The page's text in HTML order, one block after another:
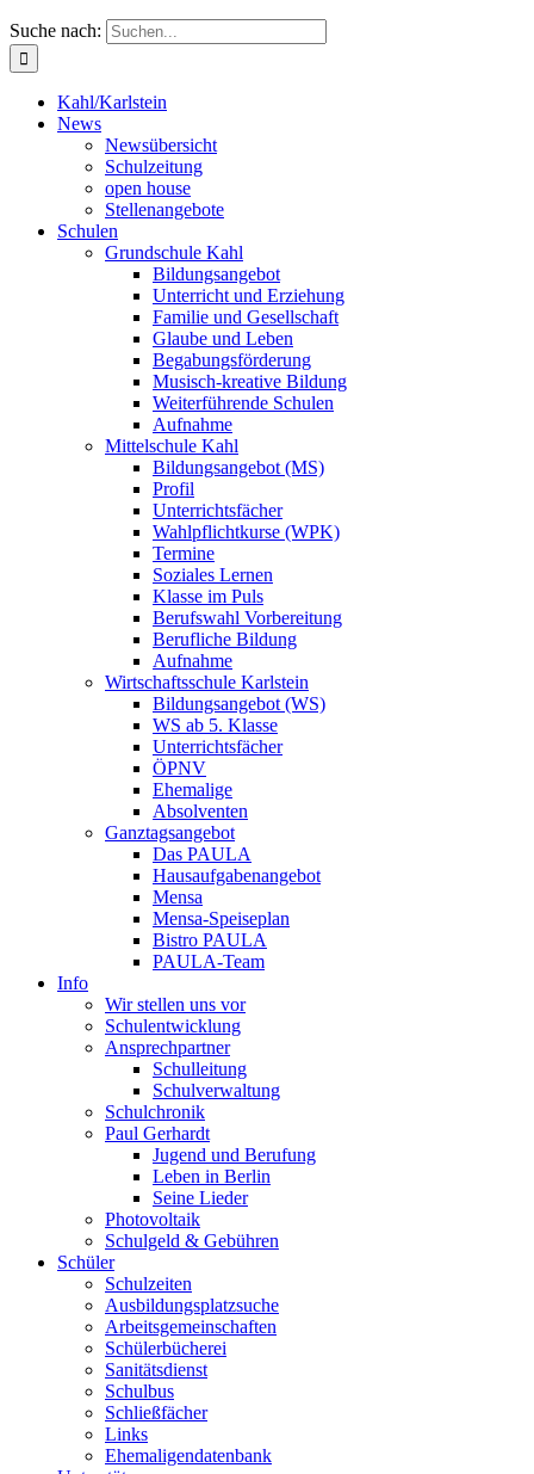
Suche nach:
Kahl/Karlstein
News
Newsübersicht
Schulzeitung
open house
Stellenangebote
Schulen
Grundschule Kahl
Bildungsangebot
Unterricht und Erziehung
Familie und Gesellschaft
Glaube und Leben
Begabungsförderung
Musisch-kreative Bildung
Weiterführende Schulen
Aufnahme
Mittelschule Kahl
Bildungsangebot (MS)
Profil
Unterrichtsfächer
Wahlpflichtkurse (WPK)
Termine
Soziales Lernen
Klasse im Puls
Berufswahl Vorbereitung
Berufliche Bildung
Aufnahme
Wirtschaftsschule Karlstein
Bildungsangebot (WS)
WS ab 5. Klasse
Unterrichtsfächer
ÖPNV
Ehemalige
Absolventen
Ganztagsangebot
Das PAULA
Hausaufgabenangebot
Mensa
Mensa-Speiseplan
Bistro PAULA
PAULA-Team
Info
Wir stellen uns vor
Schulentwicklung
Ansprechpartner
Schulleitung
Schulverwaltung
Schulchronik
Paul Gerhardt
Jugend und Berufung
Leben in Berlin
Seine Lieder
Photovoltaik
Schulgeld & Gebühren
Schüler
Schulzeiten
Ausbildungsplatzsuche
Arbeitsgemeinschaften
Schülerbücherei
Sanitätsdienst
Schulbus
Schließfächer
Links
Ehemaligendatenbank